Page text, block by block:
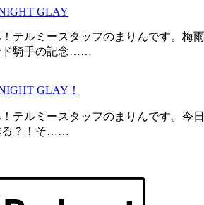
GLAY
テルミースタッフのまりんです。梅
ド騎手の記念……
GLAY！
テルミースタッフのまりんです。今
る？！そ……